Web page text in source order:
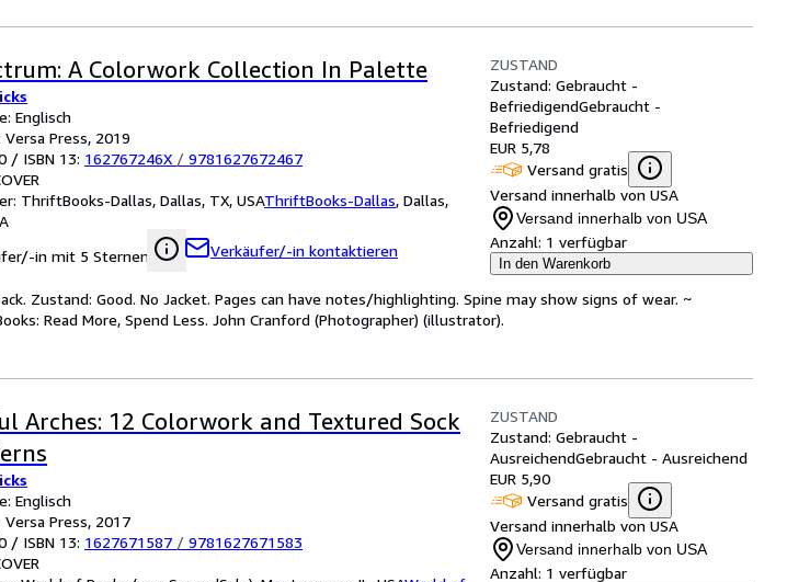
A Colorwork Collection In Palette
Englisch
Versa Press, 2019
/ ISBN 13: 162767246X / 9781627672467
ThriftBooks-Dallas, Dallas, TX, USAThriftBooks-Dallas, Dallas,
in mit 5 Sternen
Verkäufer/-in kontaktieren
ZUSTAND
Zustand: Gebraucht -
BefriedigendGebraucht -
Befriedigend
EUR 5,78
Versand gratis
Versand innerhalb von USA
Versand innerhalb von USA
Anzahl: 1 verfügbar
In den Warenkorb
Zustand: Good. No Jacket. Pages can have notes/highlighting. Spine may show signs of wear. ~
Read More, Spend Less. John Cranford (Photographer) (illustrator).
Arches: 12 Colorwork and Textured Sock
Englisch
Versa Press, 2017
/ ISBN 13: 1627671587 / 9781627671583
ZUSTAND
Zustand: Gebraucht -
AusreichendGebraucht - Ausreichend
EUR 5,90
Versand gratis
Versand innerhalb von USA
Versand innerhalb von USA
Anzahl: 1 verfügbar